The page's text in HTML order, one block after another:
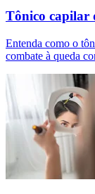
Tônico capilar
Entenda como o
combate à queda